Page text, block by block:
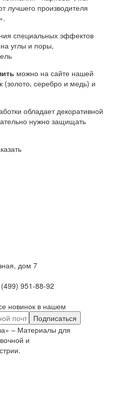
лучшего производителя
специальных эффектов
углы и поры,
можно на сайте нашей
(золото, серебро и медь) и
обладает декоративной
нужно защищать
дом 7
951-88-92
новинок в нашем
Подписаться
– Материалы для
и